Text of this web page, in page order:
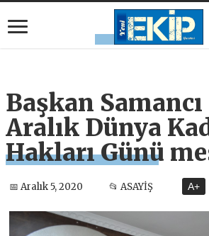
Başkan
Aralık Dünya
Hakları Günü
📅 Aralık 5, 2020 📂 ASAYİŞ A+